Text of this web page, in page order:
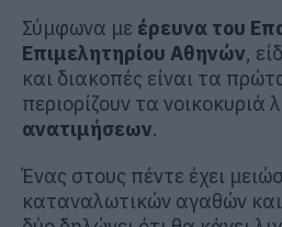
Σύμφωνα με έρευνα του
Επιμελητηρίου Αθηνών,
και διακοπές είναι τα
περιορίζουν τα νοικοκυριά
ανατιμήσεων.
Ένας στους πέντε έχει
καταναλωτικών αγαθών